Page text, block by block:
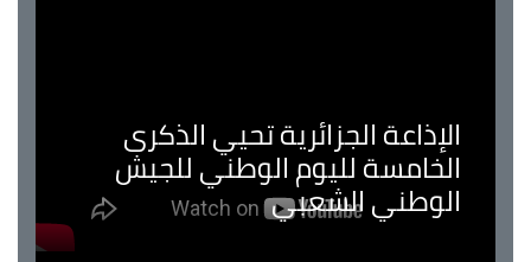
الإذاعة الجزائرية تحيي الذكرى
الخامسة لليوم الوطني للجيش
الوطني الشعبي